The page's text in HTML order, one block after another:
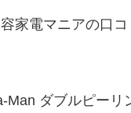
家電マニアの口
Man ダブルピー